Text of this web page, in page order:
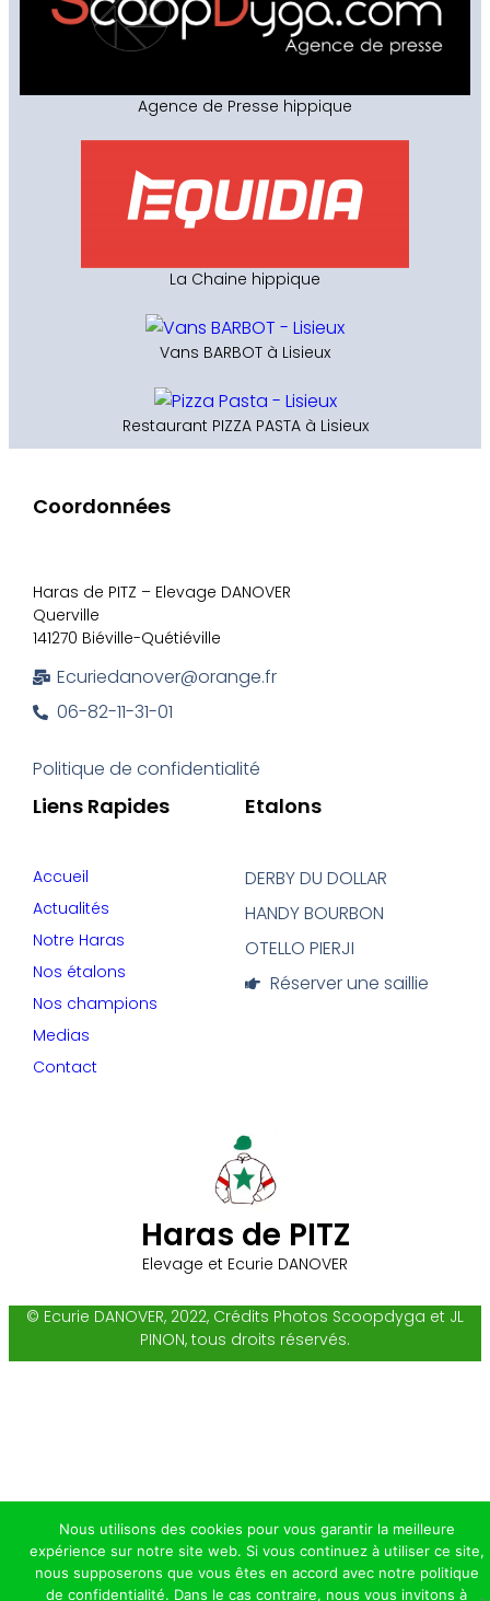
Agence de Presse hippique
La Chaine hippique
Vans BARBOT à Lisieux
Restaurant PIZZA PASTA à Lisieux
Haras de PITZ
Elevage et Ecurie DANOVER
Etalons
DERBY DU DOLLAR
HANDY BOURBON
OTELLO PIERJI
Réserver une saillie
Liens Rapides
Accueil
Actualités
Notre Haras
Nos étalons
Nos champions
Medias
Contact
Coordonnées
Haras de PITZ – Elevage DANOVER
Querville
141270 Biéville-Quétiéville
Ecuriedanover@orange.fr
06-82-11-31-01
Politique de confidentialité
© Ecurie DANOVER, 2022, Crédits Photos Scoopdyga et JL
PINON, tous droits réservés.
Nous utilisons des cookies pour vous garantir la meilleure
expérience sur notre site web. Si vous continuez à utiliser ce site,
nous supposerons que vous êtes en accord avec notre politique
de confidentialité. Dans le cas contraire, nous vous invitons à